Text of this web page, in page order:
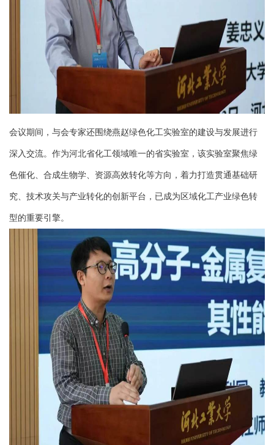
会议期间，与会专家还围绕燕赵绿色化工实验室的建设与发展进行
深入交流。作为河北省化工领域唯一的省实验室，该实验室聚焦绿
色催化、合成生物学、资源高效转化等方向，着力打造贯通基础研
究、技术攻关与产业转化的创新平台，已成为区域化工产业绿色转
型的重要引擎。